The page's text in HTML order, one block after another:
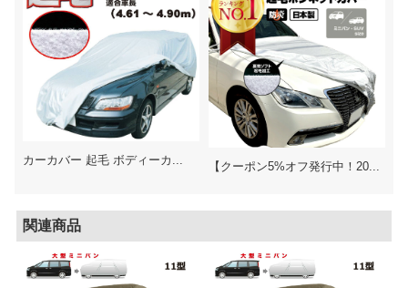
カーカバー 起毛 ボディーカ... 【クーポン5%オフ発行中！20...
関連商品